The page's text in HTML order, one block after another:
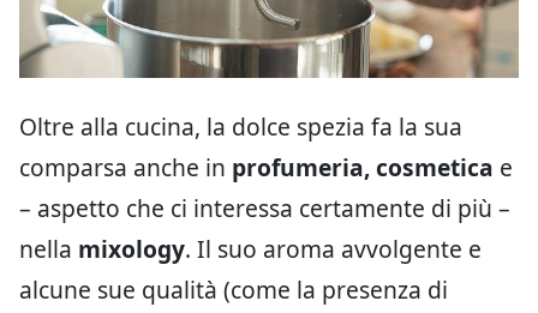
Oltre alla cucina, la dolce spezia fa la sua
comparsa anche in profumeria, cosmetica e
– aspetto che ci interessa certamente di più –
nella mixology. Il suo aroma avvolgente e
alcune sue qualità (come la presenza di